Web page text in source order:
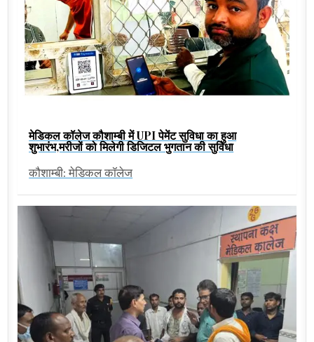
मेडिकल कॉलेज कौशाम्बी में UPI पेमेंट सुविधा का हुआ
शुभारंभ,मरीजों को मिलेगी डिजिटल भुगतान की सुविधा
कौशाम्बी: मेडिकल कॉलेज